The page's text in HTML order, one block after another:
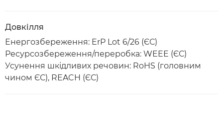
Довкілля
Енергозбереження: ErP Lot 6/26 (ЄС)
Ресурсозбереження/переробка: WEEE (ЄС)
Усунення шкідливих речовин: RoHS (головним
чином ЄС), REACH (ЄС)